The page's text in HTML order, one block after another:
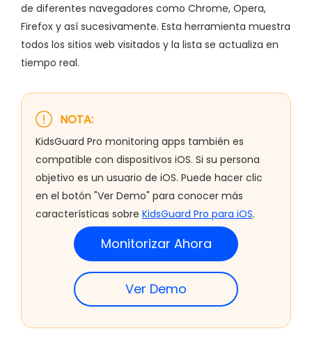
de diferentes navegadores como Chrome, Opera,
Firefox y así sucesivamente. Esta herramienta muestra
todos los sitios web visitados y la lista se actualiza en
tiempo real.
NOTA:
KidsGuard Pro monitoring apps también es
compatible con dispositivos iOS. Si su persona
objetivo es un usuario de iOS. Puede hacer clic
en el botón "Ver Demo" para conocer más
características sobre KidsGuard Pro para iOS.
Monitorizar Ahora
Ver Demo